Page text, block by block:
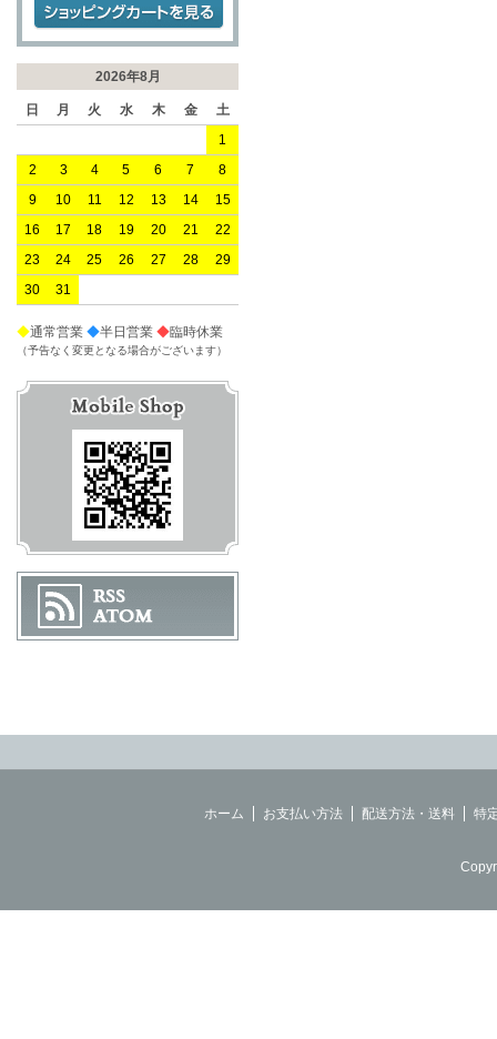
2026年8月
日 月 火 水 木 金
土
1
2
3 4 5 6 7
8
9
10 11 12 13 14
15
16
17 18 19 20 21
22
23
24 25 26 27 28
29
30
31
◆通常営業 ◆半日営業 ◆臨時休業
（予告なく変更となる場合がございます）
ホーム お支払い方法 配送方法・送料 特